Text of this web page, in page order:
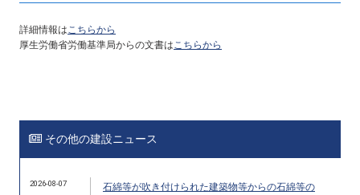
詳細情報はこちらから
厚生労働省労働基準局からの文書はこちらから
その他の建設ニュース
2026-08-07
石綿等が吹き付けられた建築物等からの石綿等の